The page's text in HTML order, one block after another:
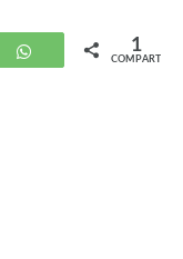
WhatsApp 1
COMPARTIR